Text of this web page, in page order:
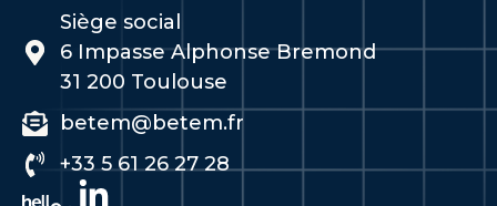
Siège social
6 Impasse Alphonse Bremond
31 200 Toulouse
betem@betem.fr
+33 5 61 26 27 28